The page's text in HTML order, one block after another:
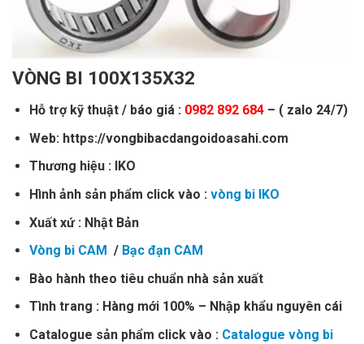
VÒNG BI 100X135X32
Hỗ trợ kỹ thuật / báo giá : 0982 892 684– ( zalo 24/7)
Web: https://vongbibacdangoidoasahi.com
Thương hiệu : IKO
Hình ảnh sản phẩm click vào : vòng bi IKO
Xuất xứ : Nhật Bản
Vòng bi CAM / Bạc đạn CAM
Bào hành theo tiêu chuẩn nhà sản xuất
Tình trang : Hàng mới 100% – Nhập khẩu nguyên cái
Catalogue sản phẩm click vào : Catalogue vòng bi